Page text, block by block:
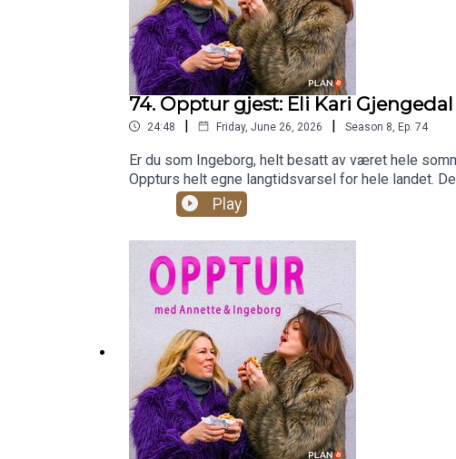
74. Opptur gjest: Eli Kari Gjengedal
24:48 | Friday, June 26, 2026 | Season 8 Ep. 74
Er du som Ingeborg, helt besatt av været hele
Oppturs helt egne langtidsvarsel for hele landet.
for å holde humøret oppe når været ikke spiller på
Play